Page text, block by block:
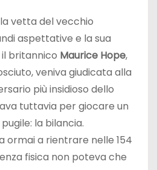
vetta del vecchio
aspettative e la sua
britannico Maurice Hope,
veniva giudicata alla
più insidioso dello
tuttavia per giocare un
la bilancia.
ormai a rientrare nelle 154
fisica non poteva che